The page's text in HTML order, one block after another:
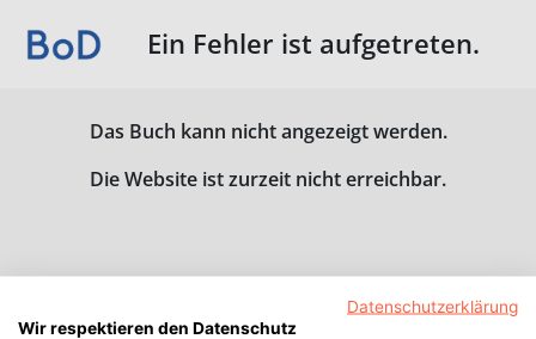
Ein Fehler ist aufgetreten.
Das Buch kann nicht angezeigt werden.
Die Website ist zurzeit nicht erreichbar.
Datenschutzerklärung
Wir respektieren den Datenschutz